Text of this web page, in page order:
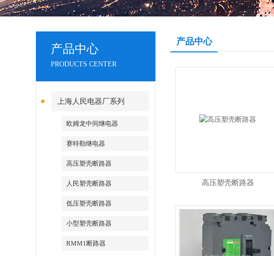
产品中心
PRODUCTS CENTER
上海人民电器厂系列
欧姆龙中间继电器
赛特勒继电器
高压塑壳断路器
人民塑壳断路器
低压塑壳断路器
小型塑壳断路器
RMM1断路器
产品中心
高压塑壳断路器